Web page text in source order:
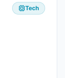
Tech